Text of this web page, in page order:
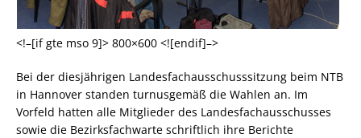
<!–[if gte mso 9]> 800×600 <![endif]–>
Bei der diesjährigen Landesfachausschusssitzung beim NTB
in Hannover standen turnusgemäß die Wahlen an. Im
Vorfeld hatten alle Mitglieder des Landesfachausschusses
sowie die Bezirksfachwarte schriftlich ihre Berichte